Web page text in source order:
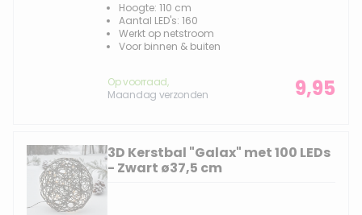
Hoogte: 110 cm
Aantal LED's: 160
Werkt op netstroom
Voor binnen & buiten
Op voorraad,
Maandag verzonden
9,95
3D Kerstbal "Galax" met 100 LEDs
- Zwart ø37,5 cm